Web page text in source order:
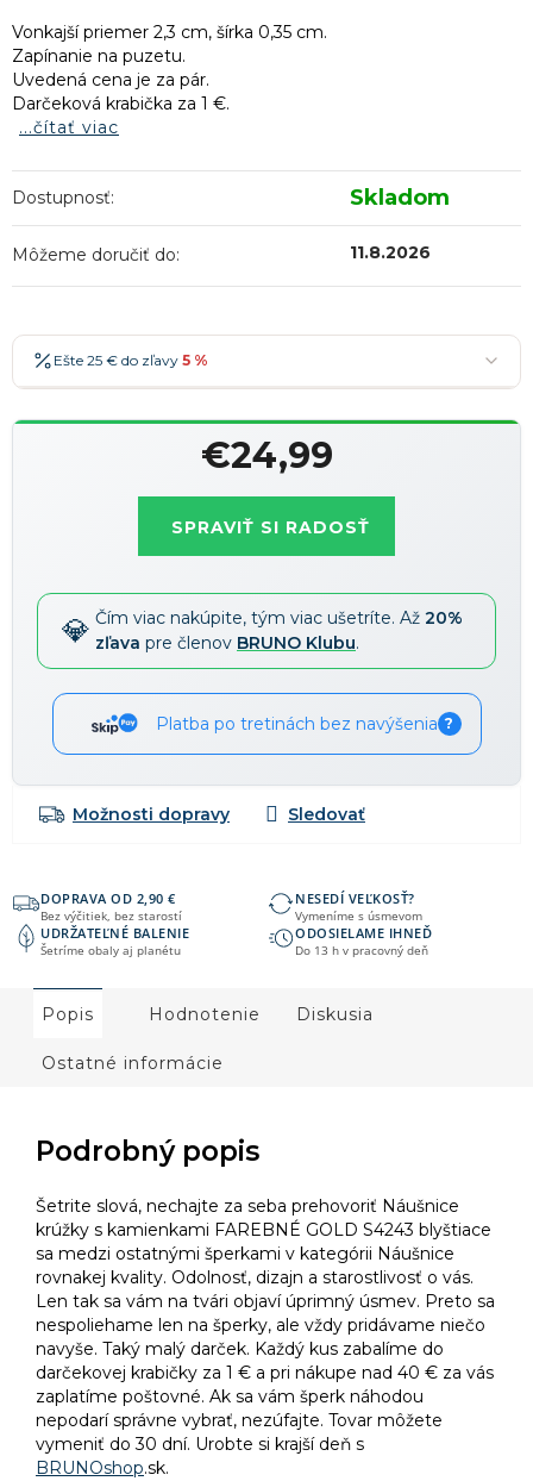
Vonkajší priemer 2,3 cm, šírka 0,35 cm.
Zapínanie na puzetu.
Uvedená cena je za pár.
Darčeková krabička za 1 €.
...čítať viac
Dostupnosť: Skladom
Môžeme doručiť do: 11.8.2026
Ešte 25 € do zľavy 5 %
€24,99
SPRAVIŤ SI RADOSŤ
Čím viac nakúpite, tým viac ušetríte. Až 20%
zľava pre členov BRUNO Klubu.
Platba po tretinách bez navýšenia ?
Možnosti dopravy
DOPRAVA OD 2,90 €
Bez výčitiek, bez starostí
NESEDÍ VEĽKOSŤ?
Vymeníme s úsmevom
UDRŽATEĽNÉ BALENIE
Šetríme obaly aj planétu
ODOSIELAME IHNEĎ
Do 13 h v pracovný deň
Popis Hodnotenie Diskusia
Ostatné informácie
Podrobný popis
Šetrite slová, nechajte za seba prehovoriť Náušnice
krúžky s kamienkami FAREBNÉ GOLD S4243 blyštiace
sa medzi ostatnými šperkami v kategórii Náušnice
rovnakej kvality. Odolnosť, dizajn a starostlivosť o vás.
Len tak sa vám na tvári objaví úprimný úsmev. Preto sa
nespoliehame len na šperky, ale vždy pridávame niečo
navyše. Taký malý darček. Každý kus zabalíme do
darčekovej krabičky za 1 € a pri nákupe nad 40 € za vás
zaplatíme poštovné. Ak sa vám šperk náhodou
nepodarí správne vybrať, nezúfajte. Tovar môžete
vymeniť do 30 dní. Urobte si krajší deň s
BRUNOshop.sk.